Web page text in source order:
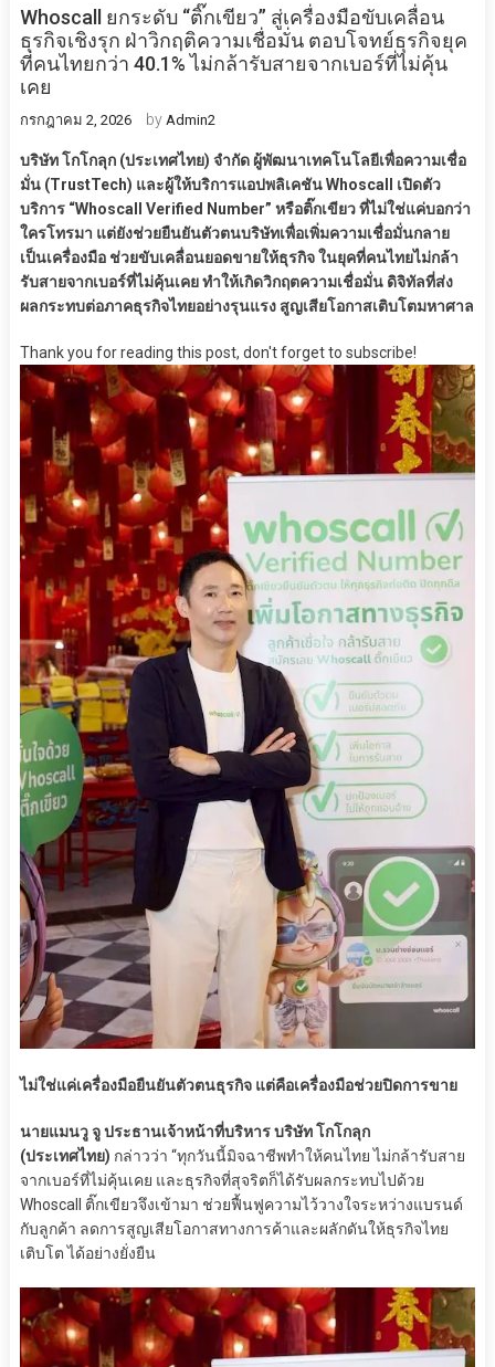
Whoscall ยกระดับ “ติ๊กเขียว” สู่เครื่องมือขับเคลื่อน
ธุรกิจเชิงรุก ฝ่าวิกฤติความเชื่อมั่น ตอบโจทย์ธุรกิจยุค
ที่คนไทยกว่า 40.1% ไม่กล้ารับสายจากเบอร์ที่ไม่คุ้น
เคย
กรกฎาคม 2, 2026 by Admin2
บริษัท โกโกลุก (ประเทศไทย) จำกัด ผู้พัฒนาเทคโนโลยีเพื่อความเชื่อ
มั่น (TrustTech) และผู้ให้บริการแอปพลิเคชัน Whoscall เปิดตัว
บริการ “Whoscall Verified Number” หรือติ๊กเขียว ที่ไม่ใช่แค่บอกว่า
ใครโทรมา แต่ยังช่วยยืนยันตัวตนบริษัทเพื่อเพิ่มความเชื่อมั่นกลาย
เป็นเครื่องมือ ช่วยขับเคลื่อนยอดขายให้ธุรกิจ ในยุคที่คนไทยไม่กล้า
รับสายจากเบอร์ที่ไม่คุ้นเคย ทำให้เกิดวิกฤตความเชื่อมั่น ดิจิทัลที่ส่ง
ผลกระทบต่อภาคธุรกิจไทยอย่างรุนแรง สูญเสียโอกาสเติบโตมหาศาล
Thank you for reading this post, don't forget to subscribe!
ไม่ใช่แค่เครื่องมือยืนยันตัวตนธุรกิจ แต่คือเครื่องมือช่วยปิดการขาย
นายแมนวู จู ประธานเจ้าหน้าที่บริหาร บริษัท โกโกลุก
(ประเทศไทย) กล่าวว่า “ทุกวันนี้มิจฉาชีพทำให้คนไทย ไม่กล้ารับสาย
จากเบอร์ที่ไม่คุ้นเคย และธุรกิจที่สุจริตก็ได้รับผลกระทบไปด้วย
Whoscall ติ๊กเขียวจึงเข้ามา ช่วยฟื้นฟูความไว้วางใจระหว่างแบรนด์
กับลูกค้า ลดการสูญเสียโอกาสทางการค้าและผลักดันให้ธุรกิจไทย
เติบโต ได้อย่างยั่งยืน